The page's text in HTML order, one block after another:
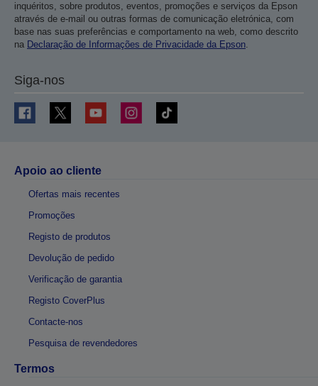
inquéritos, sobre produtos, eventos, promoções e serviços da Epson
através de e-mail ou outras formas de comunicação eletrónica, com
base nas suas preferências e comportamento na web, como descrito
na Declaração de Informações de Privacidade da Epson.
Siga-nos
Apoio ao cliente
Ofertas mais recentes
Promoções
Registo de produtos
Devolução de pedido
Verificação de garantia
Registo CoverPlus
Contacte-nos
Pesquisa de revendedores
Termos